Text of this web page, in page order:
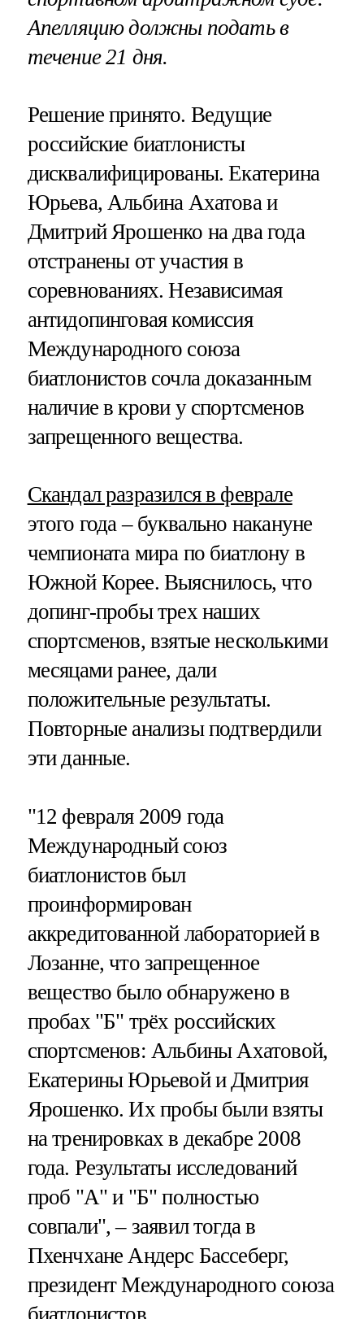
Апелляцию должны подать в
течение 21 дня.
Решение принято. Ведущие
российские биатлонисты
дисквалифицированы. Екатерина
Юрьева, Альбина Ахатова и
Дмитрий Ярошенко на два года
отстранены от участия в
соревнованиях. Независимая
антидопинговая комиссия
Международного союза
биатлонистов сочла доказанным
наличие в крови у спортсменов
запрещенного вещества.
Скандал разразился в феврале
этого года – буквально накануне
чемпионата мира по биатлону в
Южной Корее. Выяснилось, что
допинг-пробы трех наших
спортсменов, взятые несколькими
месяцами ранее, дали
положительные результаты.
Повторные анализы подтвердили
эти данные.
"12 февраля 2009 года
Международный союз
биатлонистов был
проинформирован
аккредитованной лабораторией в
Лозанне, что запрещенное
вещество было обнаружено в
пробах "Б" трёх российских
спортсменов: Альбины Ахатовой,
Екатерины Юрьевой и Дмитрия
Ярошенко. Их пробы были взяты
на тренировках в декабре 2008
года. Результаты исследований
проб "А" и "Б" полностью
совпали", – заявил тогда в
Пхенчхане Андерс Бассеберг,
президент Международного союза
биатлонистов.